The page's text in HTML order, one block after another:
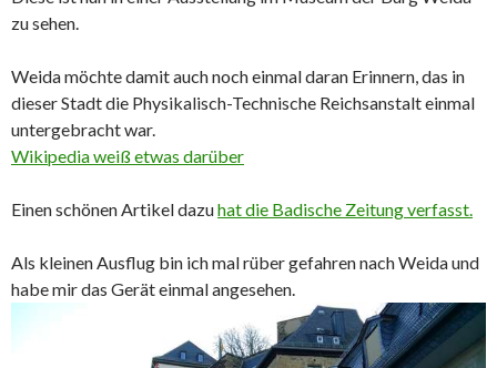
zu sehen.
Weida möchte damit auch noch einmal daran Erinnern, das in
dieser Stadt die Physikalisch-Technische Reichsanstalt einmal
untergebracht war.
Wikipedia weiß etwas darüber
Einen schönen Artikel dazuhat die Badische Zeitung verfasst.
Als kleinen Ausflug bin ich mal rüber gefahren nach Weida und
habe mir das Gerät einmal angesehen.